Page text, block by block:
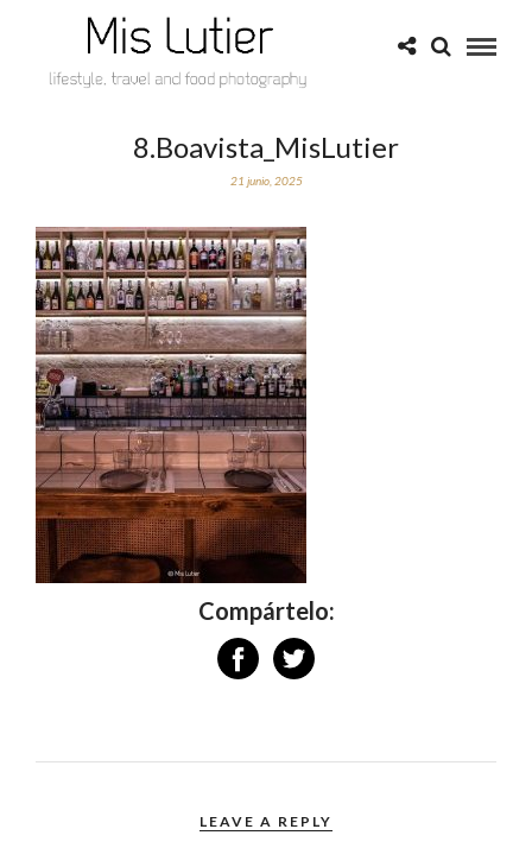
8.Boavista_MisLutier
21 junio, 2025
Compártelo:
LEAVE A REPLY